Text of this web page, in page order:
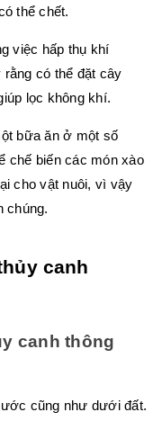
thể chết.
việc hấp thụ khí
có thể đặt cây
lọc không khí.
bữa ăn ở một số
chế biến các món xào
cho vật nuôi, vì vậy
chúng.
canh
canh thông
cũng như dưới đất.